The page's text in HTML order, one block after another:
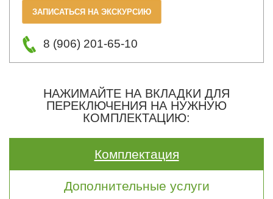
ЗАПИСАТЬСЯ НА ЭКСКУРСИЮ
8 (906) 201-65-10
НАЖИМАЙТЕ НА ВКЛАДКИ ДЛЯ
ПЕРЕКЛЮЧЕНИЯ НА НУЖНУЮ
КОМПЛЕКТАЦИЮ:
Комплектация
Дополнительные услуги